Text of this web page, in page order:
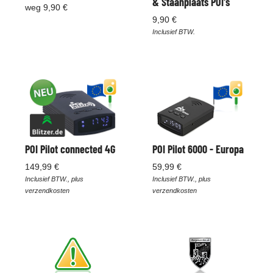
weg 9,90 €
9,90 €
Inclusief BTW.
POI Pilot connected 4G
149,99 €
Inclusief BTW., plus
verzendkosten
POI Pilot 6000 - Europa
59,99 €
Inclusief BTW., plus
verzendkosten